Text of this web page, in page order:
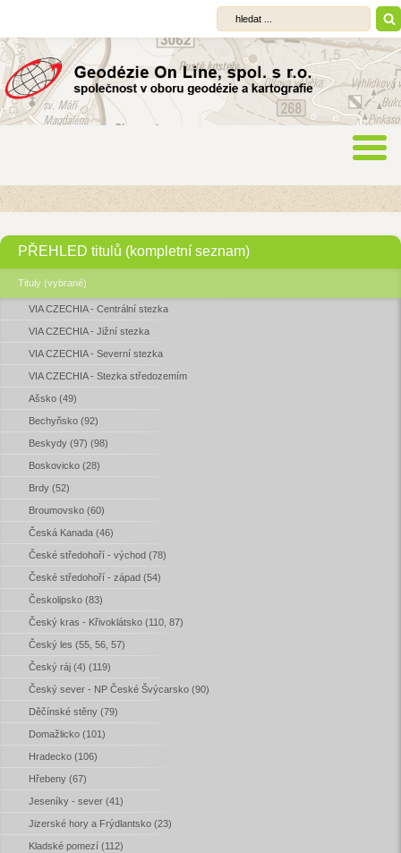
PŘEHLED titulů (kompletní seznam)
Tituly (vybrané)
VIA CZECHIA - Centrální stezka
VIA CZECHIA - Jižní stezka
VIA CZECHIA - Severní stezka
VIA CZECHIA - Stezka středozemím
Ašsko (49)
Bechyňsko (92)
Beskydy (97) (98)
Boskovicko (28)
Brdy (52)
Broumovsko (60)
Česká Kanada (46)
České středohoří - východ (78)
České středohoří - západ (54)
Českolipsko (83)
Český kras - Křivoklátsko (110, 87)
Český les (55, 56, 57)
Český ráj (4) (119)
Český sever - NP České Švýcarsko (90)
Děčínské stěny (79)
Domažlicko (101)
Hradecko (106)
Hřebeny (67)
Jeseníky - sever (41)
Jizerské hory a Frýdlantsko (23)
Kladské pomezí (112)